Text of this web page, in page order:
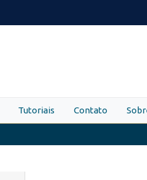
Tutoriais Contato